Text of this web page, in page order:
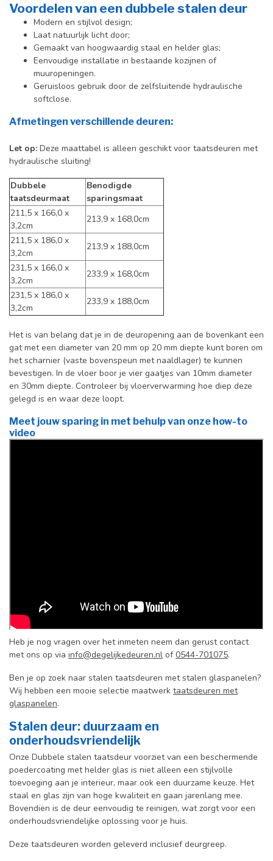
Voordelen van een dubbele stalen deur
Modern en stijlvol design;
Laat natuurlijk licht door;
Gemaakt van hoogwaardig staal en helder glas;
Eenvoudige installatie in bestaande kozijnen of
muuropeningen.
Geruisloos gebruik door de zelfsluitende hydraulische
softclose.
Afmetingen verschillende deuren:
Let op: Deze maattabel is alleen geschikt voor taatsdeuren met
hydraulische sluiting!
Dubbele
taatsdeurmaat
Benodigde
sparingsmaat
211,5 x 166,0 x
3,2cm
213,9 x 168,0cm
211,5 x 186,0 x
3,2cm
213,9 x 188,0cm
231,5 x 166,0 x
3,2cm
233,9 x 168,0cm
231,5 x 186,0 x
3,2cm
233,9 x 188,0cm
Het is van belang dat je in de deuropening aan de bovenkant een
gat met een diameter van 20 mm op 20 mm diepte kunt boren om
het scharnier (vaste bovenspeun met naaldlager) te kunnen
bevestigen. In de vloer boor je vier gaatjes van 10mm diameter
en 30mm diepte. Controleer bij vloerverwarming hoe diep deze
gelegd is en waar deze loopt.
Meet jouw sparing in met behulp van onze how-to
video
Heb je nog vragen over het inmeten neem dan gerust contact
met ons op via info@degelijkedeuren.nl of0544-701075.
Ben je op zoek naar stalen taatsdeuren met stalen glaspanelen?
Wij hebben een mooie selectie maatwerk taatsdeuren met
glaspanelen.
Stalen deur: duurzaam en
onderhoudsvriendelijk
Onze Dubbele stalen taatsdeur voorziet van een beschermende
poedercoating met helder glas is niet alleen een stijlvolle
toevoeging aan je interieur, maar ook een duurzame keuze. Het
staal en glas zijn van hoge kwaliteit en gaan jarenlang mee.
Bovendien is de deur eenvoudig te reinigen, wat zorgt voor een
onderhoudsvriendelijke oplossing voor je huis.
Deze taatsdeuren worden geleverd inclusief deurgreep.